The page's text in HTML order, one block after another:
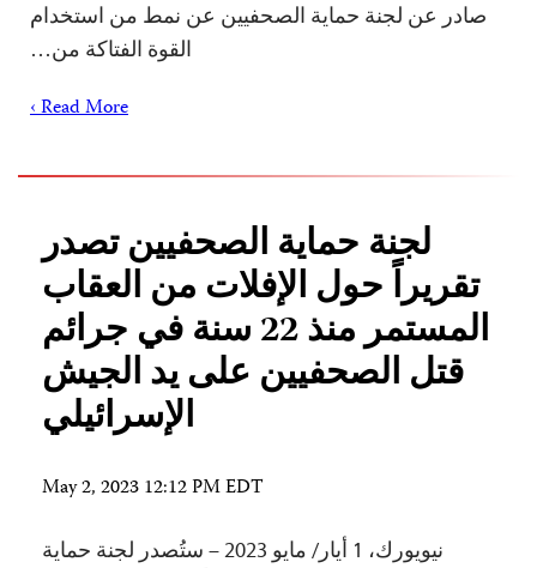
صادر عن لجنة حماية الصحفيين عن نمط من استخدام
القوة الفتاكة من…
Read More ›
لجنة حماية الصحفيين تصدر
تقريراً حول الإفلات من العقاب
المستمر منذ 22 سنة في جرائم
قتل الصحفيين على يد الجيش
الإسرائيلي
May 2, 2023 12:12 PM EDT
نيويورك، 1 أيار/ مايو 2023 – ستُصدر لجنة حماية